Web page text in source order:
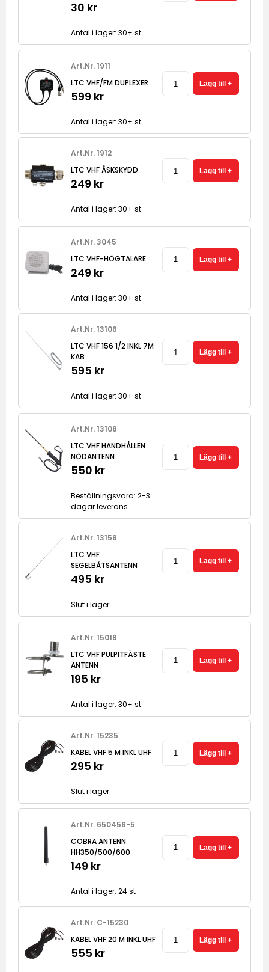
30 kr
Antal i lager: 30+ st
Art.Nr. 1911
LTC VHF/FM DUPLEXER
599 kr
Antal i lager: 30+ st
Art.Nr. 1912
LTC VHF ÅSKSKYDD
249 kr
Antal i lager: 30+ st
Art.Nr. 3045
LTC VHF-HÖGTALARE
249 kr
Antal i lager: 30+ st
Art.Nr. 13106
LTC VHF 156 1/2 INKL 7M
KAB
595 kr
Antal i lager: 30+ st
Art.Nr. 13108
LTC VHF HANDHÅLLEN
NÖDANTENN
550 kr
Beställningsvara: 2-3
dagar leverans
Art.Nr. 13158
LTC VHF
SEGELBÅTSANTENN
495 kr
Slut i lager
Art.Nr. 15019
LTC VHF PULPITFÄSTE
ANTENN
195 kr
Antal i lager: 30+ st
Art.Nr. 15235
KABEL VHF 5 M INKL UHF
295 kr
Slut i lager
Art.Nr. 650456-5
COBRA ANTENN
HH350/500/600
149 kr
Antal i lager: 24 st
Art.Nr. C-15230
KABEL VHF 20 M INKL UHF
555 kr